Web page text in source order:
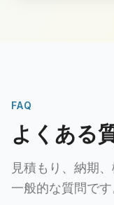
FAQ
よくある
見積もり、納期
一般的な質問です